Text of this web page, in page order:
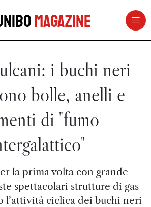
Magazine
i buchi neri
bolle, anelli e
di "fumo
la prima volta con grande
spettacolari strutture di gas
l’attività ciclica dei buchi neri